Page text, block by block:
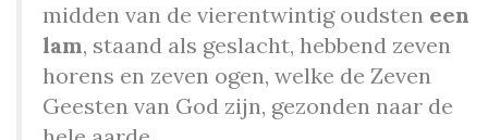
midden van de vierentwintig oudsten een
lam, staand als geslacht, hebbend zeven
horens en zeven ogen, welke de Zeven
Geesten van God zijn, gezonden naar de